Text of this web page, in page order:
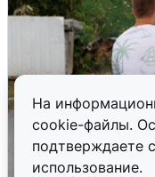
На
cookie-файлы.
подтверждаете
использование.